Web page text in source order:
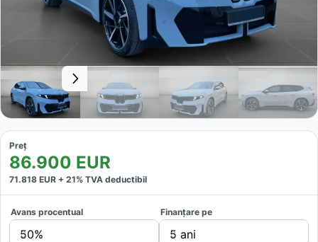
Preț
86.900 EUR
71.818 EUR + 21% TVA deductibil
Avans procentual
50%
Finanțare pe
5 ani